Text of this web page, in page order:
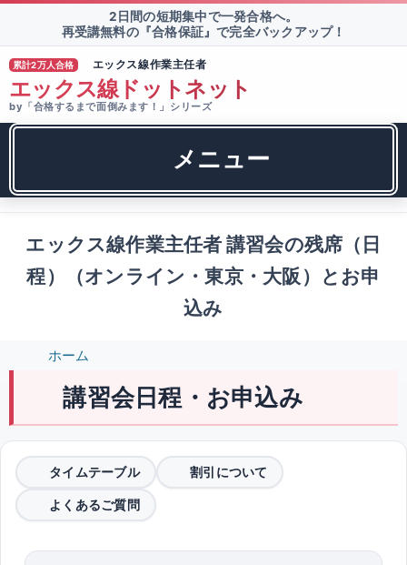
2日間の短期集中で一発合格へ。
再受講無料の『合格保証』で完全バックアップ！
累計2万人合格 エックス線作業主任者
エックス線ドットネット
by「合格するまで面倒みます！」シリーズ
メニュー
エックス線作業主任者 講習会の残席（日
程）（オンライン・東京・大阪）とお申
込み
ホーム
講習会日程・お申込み
タイムテーブル 割引について
よくあるご質問